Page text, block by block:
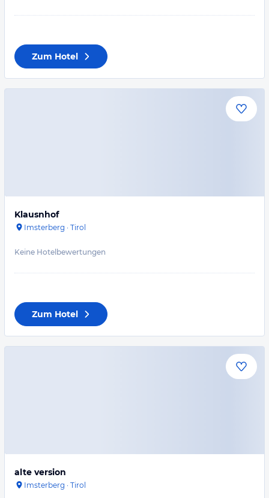
Zum Hotel
Klausnhof
Imsterberg · Tirol
Keine Hotelbewertungen
Zum Hotel
alte version
Imsterberg · Tirol